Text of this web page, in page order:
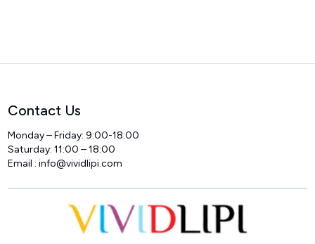
Contact Us
Monday – Friday: 9:00-18:00
Saturday: 11:00 – 18:00
Email :info@vividlipi.com